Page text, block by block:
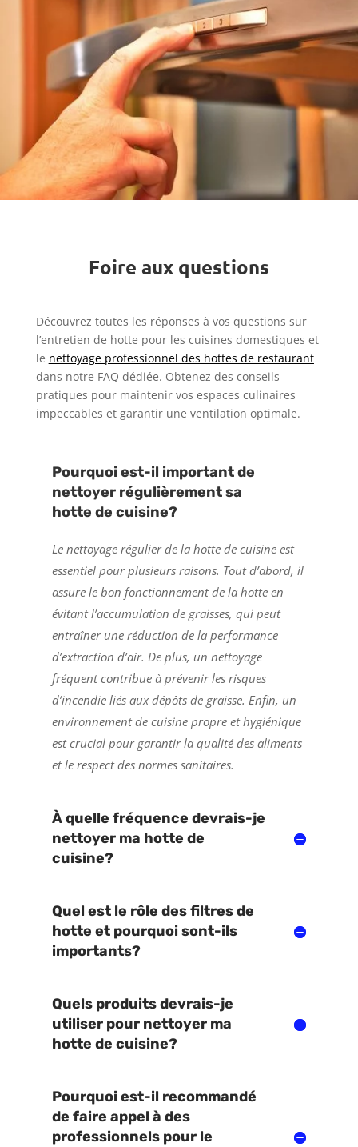
Foire aux questions
Découvrez toutes les réponses à vos questions sur
l’entretien de hotte pour les cuisines domestiques et
le nettoyage professionnel des hottes de restaurant
dans notre FAQ dédiée. Obtenez des conseils
pratiques pour maintenir vos espaces culinaires
impeccables et garantir une ventilation optimale.
Pourquoi est-il important de
nettoyer régulièrement sa
hotte de cuisine?
Le nettoyage régulier de la hotte de cuisine est
essentiel pour plusieurs raisons. Tout d’abord, il
assure le bon fonctionnement de la hotte en
évitant l’accumulation de graisses, qui peut
entraîner une réduction de la performance
d’extraction d’air. De plus, un nettoyage
fréquent contribue à prévenir les risques
d’incendie liés aux dépôts de graisse. Enfin, un
environnement de cuisine propre et hygiénique
est crucial pour garantir la qualité des aliments
et le respect des normes sanitaires.
À quelle fréquence devrais-je
nettoyer ma hotte de
cuisine?
Quel est le rôle des filtres de
hotte et pourquoi sont-ils
importants?
Quels produits devrais-je
utiliser pour nettoyer ma
hotte de cuisine?
Pourquoi est-il recommandé
de faire appel à des
professionnels pour le